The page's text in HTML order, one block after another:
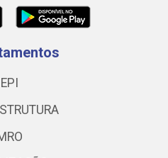
EPI